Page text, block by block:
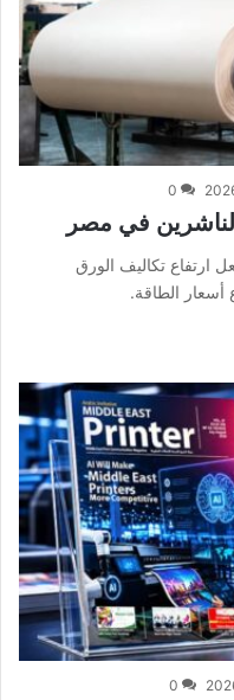
0
في مصر
ارتفاع تكاليف الورق
أسعار الطاقة.
0